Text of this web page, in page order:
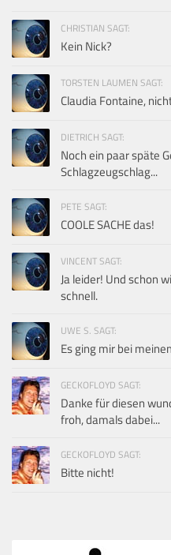
CHRISTIAN SAGT:
Kein Nick?
TORSTEN LAUMEN SAGT:
Claudia Fontaine,
DIETRICH SAGT:
Noch ein paar späte
Schlagzeugschlag...
PETE SAGT:
COOLE SACHE das!
VINCENT SAGT:
Ja leider! Und schon
schnell.
UWE S. SAGT:
Es ging mir bei
GECKOFLOYD SAGT:
Danke für diesen
froh, damals dabei...
GECKOFLOYD SAGT:
Bitte nicht!